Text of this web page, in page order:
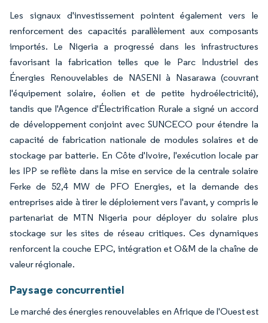
Les signaux d'investissement pointent également vers le
renforcement des capacités parallèlement aux composants
importés. Le Nigeria a progressé dans les infrastructures
favorisant la fabrication telles que le Parc Industriel des
Énergies Renouvelables de NASENI à Nasarawa (couvrant
l'équipement solaire, éolien et de petite hydroélectricité),
tandis que l'Agence d'Électrification Rurale a signé un accord
de développement conjoint avec SUNCECO pour étendre la
capacité de fabrication nationale de modules solaires et de
stockage par batterie. En Côte d'Ivoire, l'exécution locale par
les IPP se reflète dans la mise en service de la centrale solaire
Ferke de 52,4 MW de PFO Energies, et la demande des
entreprises aide à tirer le déploiement vers l'avant, y compris le
partenariat de MTN Nigeria pour déployer du solaire plus
stockage sur les sites de réseau critiques. Ces dynamiques
renforcent la couche EPC, intégration et O&M de la chaîne de
valeur régionale.
Paysage concurrentiel
Le marché des énergies renouvelables en Afrique de l'Ouest est